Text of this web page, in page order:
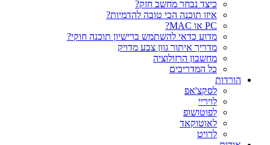
כיצד נבחר מחשב חזק?
איזו תוכנה הכי טובה להדמיות?‎‎
PC או MAC?
מדוע כדאי להשתמש ברישיון תוכנה חוקי?
מדריך איתור גוון צבע מדויק
מחשבון הרזולוציה
כל המדריכים
הורדות
לסקצ'אפ
לויריי
לפוטושופ
לאוטוקאד
לרויט